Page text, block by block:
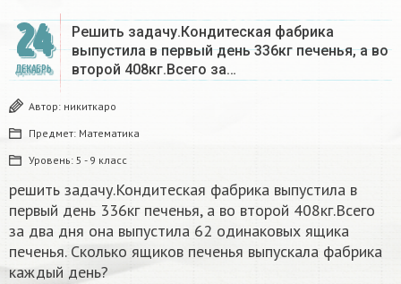
24
ДЕКАБРЬ
Решить задачу.Кондитеская фабрика
выпустила в первый день 336кг печенья, а во
второй 408кг.Всего за…
Автор: никиткаро
Предмет: Математика
Уровень: 5 - 9 класс
решить задачу.Кондитеская фабрика выпустила в
первый день 336кг печенья, а во второй 408кг.Всего
за два дня она выпустила 62 одинаковых ящика
печенья. Сколько ящиков печенья выпускала фабрика
каждый день?